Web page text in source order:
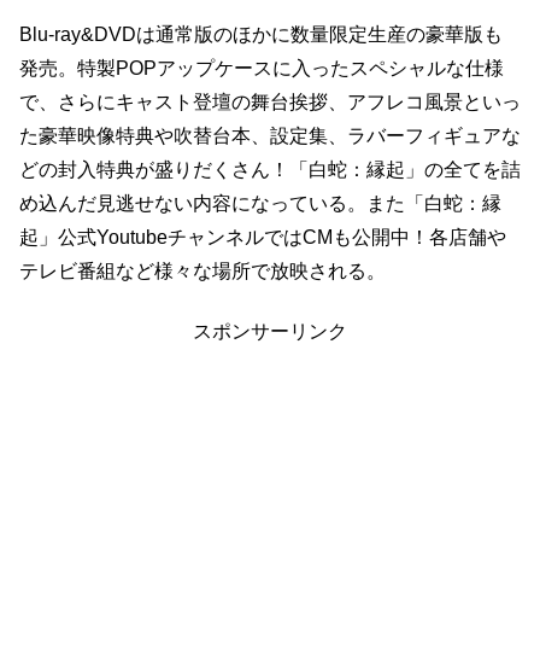
Blu-ray&DVDは通常版のほかに数量限定生産の豪華版も
発売。特製POPアップケースに入ったスペシャルな仕様
で、さらにキャスト登壇の舞台挨拶、アフレコ風景といっ
た豪華映像特典や吹替台本、設定集、ラバーフィギュアな
どの封入特典が盛りだくさん！「白蛇：縁起」の全てを詰
め込んだ見逃せない内容になっている。また「白蛇：縁
起」公式YoutubeチャンネルではCMも公開中！各店舗や
テレビ番組など様々な場所で放映される。
スポンサーリンク